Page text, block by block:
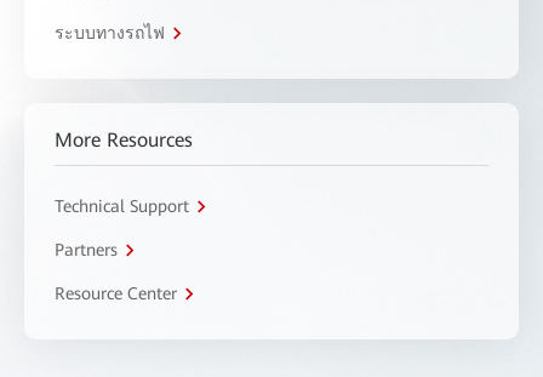
ระบบทางรถไฟ
More Resources
Technical Support
Partners
Resource Center